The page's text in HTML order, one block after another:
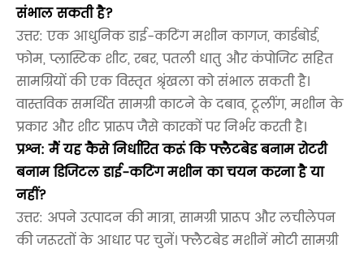
संभाल सकती है?
उत्तर: एक आधुनिक डाई-कटिंग मशीन कागज, कार्डबोर्ड,
फोम, प्लास्टिक शीट, रबर, पतली धातु और कंपोजिट सहित
सामग्रियों की एक विस्तृत श्रृंखला को संभाल सकती है।
वास्तविक समर्थित सामग्री काटने के दबाव, टूलींग, मशीन के
प्रकार और शीट प्रारूप जैसे कारकों पर निर्भर करती है।
प्रश्न: मैं यह कैसे निर्धारित करूं कि फ्लैटबेड बनाम रोटरी
बनाम डिजिटल डाई-कटिंग मशीन का चयन करना है या
नहीं?
उत्तर: अपने उत्पादन की मात्रा, सामग्री प्रारूप और लचीलेपन
की जरूरतों के आधार पर चुनें। फ्लैटबेड मशीनें मोटी सामग्री